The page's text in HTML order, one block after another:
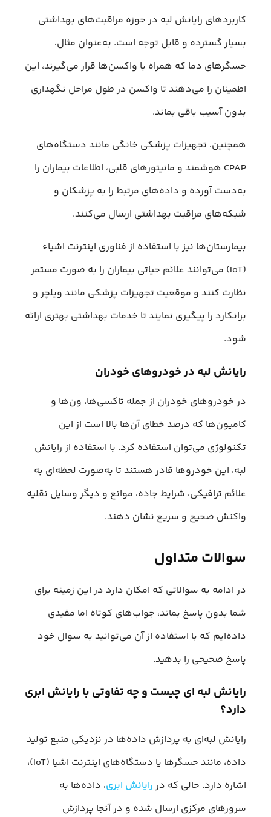
کاربردهای رایانش لبه در حوزه مراقبت‌های بهداشتی
بسیار گسترده و قابل توجه است. به‌عنوان مثال،
حسگرهای دما که همراه با واکسن‌ها قرار می‌گیرند، این
اطمینان را می‌دهند تا واکسن در طول مراحل نگهداری
بدون آسیب باقی بماند.
همچنین، تجهیزات پزشکی خانگی مانند دستگاه‌های
CPAP هوشمند و مانیتورهای قلبی، اطلاعات بیماران را
به‌دست آورده و داده‌های مرتبط را به پزشکان و
شبکه‌های مراقبت بهداشتی ارسال می‌کنند.
بیمارستان‌ها نیز با استفاده از فناوری اینترنت اشیاء
(IoT) می‌توانند علائم حیاتی بیماران را به‌ صورت مستمر
نظارت کنند و موقعیت تجهیزات پزشکی مانند ویلچر و
برانکارد را پیگیری نمایند تا خدمات بهداشتی بهتری ارائه
شود.
رایانش لبه در خودروهای خودران
در خودروهای خودران از جمله تاکسی‌ها، ون‌ها و
کامیون‌ها که درصد خطای آن‌ها بالا است از این
تکنولوژی می‌توان استفاده کرد. با استفاده از رایانش
لبه، این خودروها قادر هستند تا به‌صورت لحظه‌ای به
علائم ترافیکی، شرایط جاده، موانع و دیگر وسایل نقلیه
واکنش صحیح و سریع نشان دهند.
سوالات متداول
در ادامه به سوالاتی که امکان دارد در این زمینه برای
شما بدون پاسخ بماند، جواب‌های کوتاه اما مفیدی
داده‌ایم که با استفاده از آن می‌توانید به سوال خود
پاسخ صحیحی را بدهید.
رایانش لبه ای چیست و چه تفاوتی با رایانش ابری
دارد؟
رایانش لبه‌ای به پردازش داده‌ها در نزدیکی منبع تولید
داده، مانند حسگرها یا دستگاه‌های اینترنت اشیا (IoT)،
اشاره دارد. حالی که در رایانش ابری، داده‌ها به
سرورهای مرکزی ارسال شده و در آنجا پردازش